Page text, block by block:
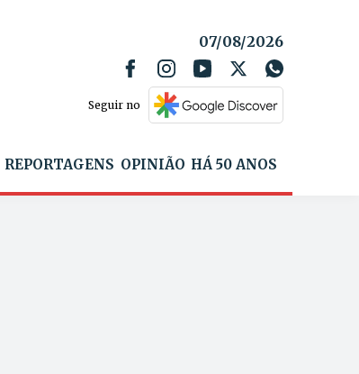
07/08/2026
Seguir no
REPORTAGENS OPINIÃO HÁ 50 ANOS